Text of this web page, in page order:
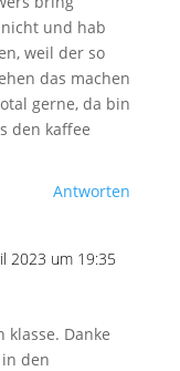
und hab
weil der so
das machen
gerne, da bin
den kaffee
Antworten
2023 um 19:35
klasse. Danke
den